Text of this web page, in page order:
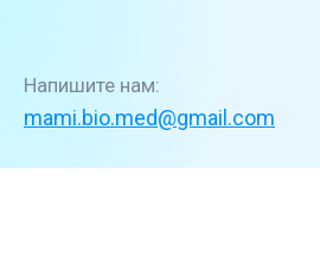
Напишите нам:
mami.bio.med@gmail.com